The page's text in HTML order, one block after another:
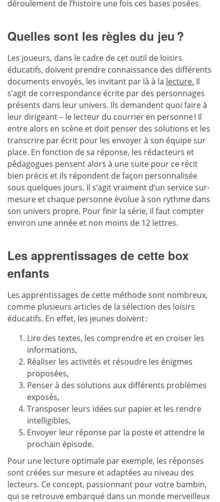
déroulement de l’histoire une fois ces bases posées.
Quelles sont les règles du jeu ?
Les joueurs, dans le cadre de cet outil de loisirs
éducatifs, doivent prendre connaissance des différents
documents envoyés, les invitant par là à la lecture. Il
s’agit de correspondance écrite par des personnages
présents dans leur univers. Ils demandent quoi faire à
leur dirigeant – le lecteur du courrier en personne ! Il
entre alors en scène et doit penser des solutions et les
transcrire par écrit pour les envoyer à son équipe sur
place. En fonction de sa réponse, les rédacteurs et
pédagogues pensent alors à une suite pour ce récit
bien précis et ils répondent de façon personnalisée
sous quelques jours. Il s’agit vraiment d’un service sur-
mesure et chaque personne évolue à son rythme dans
son univers propre. Pour finir la série, il faut compter
environ une année et non moins de 12 lettres.
Les apprentissages de cette box
enfants
Les apprentissages de cette méthode sont nombreux,
comme plusieurs articles de la sélection des loisirs
éducatifs. En effet, les jeunes doivent :
Lire des textes, les comprendre et en croiser les
informations,
Réaliser les activités et résoudre les énigmes
proposées,
Penser à des solutions aux différents problèmes
exposés,
Transposer leurs idées sur papier et les rendre
intelligibles,
Envoyer leur réponse par la poste et attendre le
prochain épisode.
Pour une lecture optimale par exemple, les réponses
sont créées sur mesure et adaptées au niveau des
lecteurs. Ce concept, passionnant pour votre bambin,
qui se retrouve embarqué dans un monde merveilleux